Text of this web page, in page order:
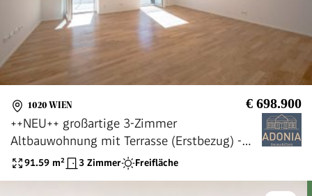
1020 WIEN € 698.900
++NEU++ großartige 3-Zimmer
Altbauwohnung mit Terrasse (Erstbezug) -
TOPLAGE!
91.59 m² 3 Zimmer Freifläche